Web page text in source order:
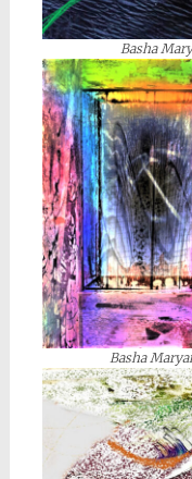
Basha
Basha